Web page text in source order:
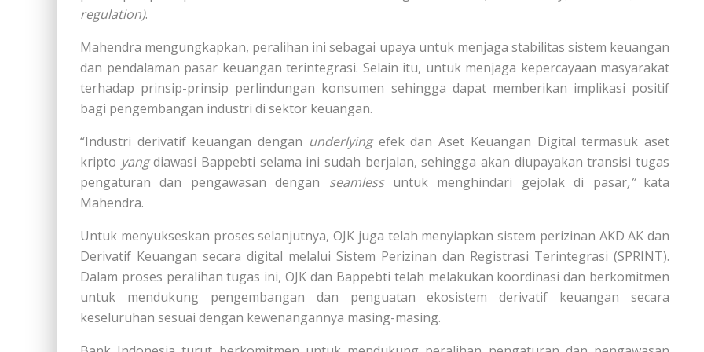
regulation).
Mahendra mengungkapkan, peralihan ini sebagai upaya untuk menjaga stabilitas sistem keuangan
dan pendalaman pasar keuangan terintegrasi. Selain itu, untuk menjaga kepercayaan masyarakat
terhadap prinsip-prinsip perlindungan konsumen sehingga dapat memberikan implikasi positif
bagi pengembangan industri di sektor keuangan.
“Industri derivatif keuangan dengan underlying efek dan Aset Keuangan Digital termasuk aset
kripto yangdiawasi Bappebti selama ini sudah berjalan, sehingga akan diupayakan transisi tugas
pengaturan dan pengawasan dengan seamless untuk menghindari gejolak di pasar,” kata
Mahendra.
Untuk menyukseskan proses selanjutnya, OJK juga telah menyiapkan sistem perizinan AKD AK dan
Derivatif Keuangan secara digital melalui Sistem Perizinan dan Registrasi Terintegrasi (SPRINT).
Dalam proses peralihan tugas ini, OJK dan Bappebti telah melakukan koordinasi dan berkomitmen
untuk mendukung pengembangan dan penguatan ekosistem derivatif keuangan secara
keseluruhan sesuai dengan kewenangannya masing-masing.